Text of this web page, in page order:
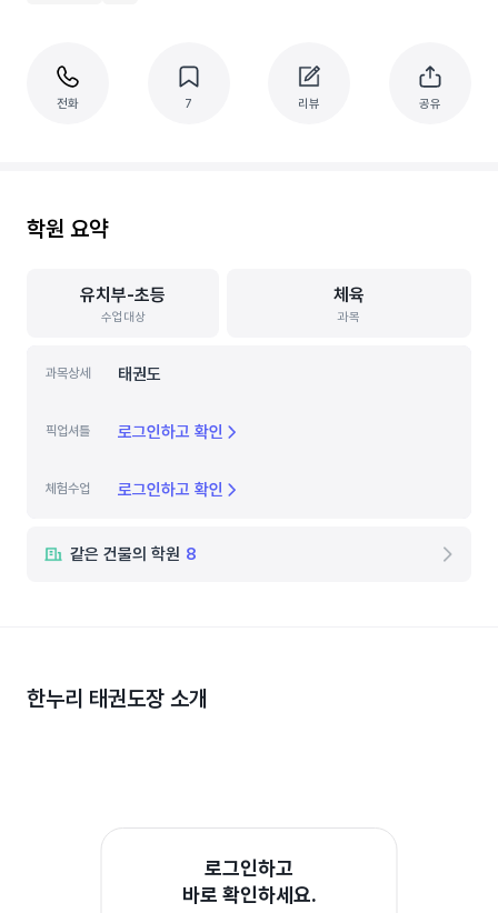
전화 7 리뷰 공유
학원 요약
유치부-초등
수업대상
체육
과목
과목상세 태권도
픽업셔틀 로그인하고 확인
체험수업 로그인하고 확인
같은 건물의 학원 8
한누리 태권도장 소개
로그인하고
바로 확인하세요.